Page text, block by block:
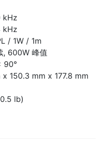
kHz
kHz
/ 1m
峰值
90°
150.3 mm x 177.8 mm
lb)